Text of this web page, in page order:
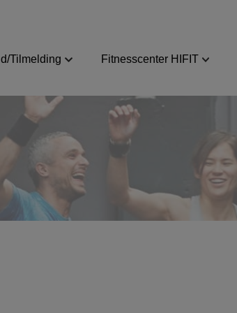
Tilmelding Fitnesscenter HIFIT